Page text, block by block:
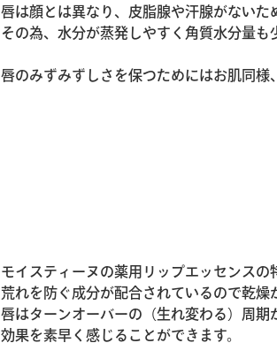
唇は顔とは異なり、皮脂腺や汗腺がないた
その為、水分が蒸発しやすく角質水分量も
唇のみずみずしさを保つためにはお肌同様
モイスティーヌの薬用リップエッセンス
荒れを防ぐ成分が配合されているので乾燥
唇はターンオーバーの（生れ変わる）周期
効果を素早く感じることができます。